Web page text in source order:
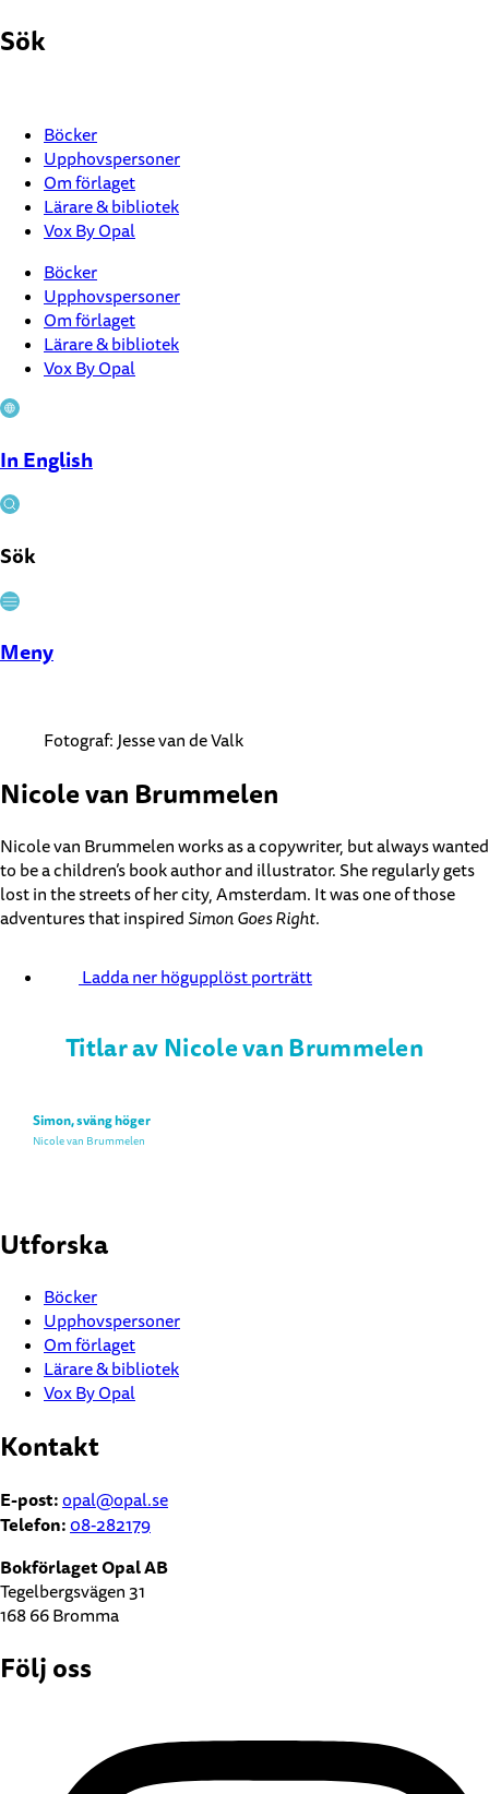
till
Sök
Böcker
Upphovspersoner
Om förlaget
Lärare & bibliotek
Vox By Opal
Böcker
Upphovspersoner
Om förlaget
Lärare & bibliotek
Vox By Opal
In English
Sök
Stäng
Meny
Fotograf: Jesse van de Valk
Nicole van Brummelen
Nicole van Brummelen works as a copywriter, but always wanted
to be a children’s book author and illustrator. She regularly gets
lost in the streets of her city, Amsterdam. It was one of those
adventures that inspiredSimon Goes Right.
Ladda ner högupplöst porträtt
Titlar av Nicole van Brummelen
Simon, sväng höger
Nicole van Brummelen
Utforska
Böcker
Upphovspersoner
Om förlaget
Lärare & bibliotek
Vox By Opal
Kontakt
E-post:opal@opal.se
Telefon:08-282179
Bokförlaget Opal AB
Tegelbergsvägen 31
168 66 Bromma
Följ oss